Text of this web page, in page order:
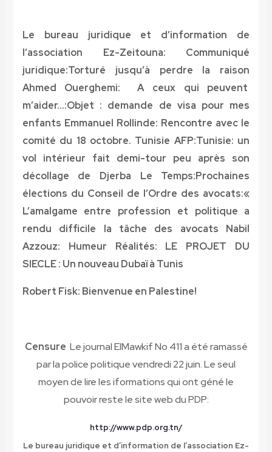
Le bureau juridique et d’information de
l’association Ez-Zeitouna: Communiqué
juridique:Torturé jusqu’à perdre la raison
Ahmed Ouerghemi: A ceux qui peuvent
m’aider…:Objet : demande de visa pour mes
enfants Emmanuel Rollinde: Rencontre avec le
comité du 18 octobre. Tunisie AFP:Tunisie: un
vol intérieur fait demi-tour peu après son
décollage de Djerba Le Temps:Prochaines
élections du Conseil de l’Ordre des avocats:«
L’amalgame entre profession et politique a
rendu difficile la tâche des avocats Nabil
Azzouz: Humeur Réalités: LE PROJET DU
SIECLE : Un nouveau Dubaï à Tunis
Robert Fisk: Bienvenue en Palestine!
Censure Le journal ElMawkif No 411 a été ramassé
par la police politique vendredi 22 juin. Le seul
moyen de lire les iformations qui ont géné le
pouvoir reste le site web du PDP:
http://www.pdp.org.tn/
Le bureau juridique et d’information de l’association Ez-